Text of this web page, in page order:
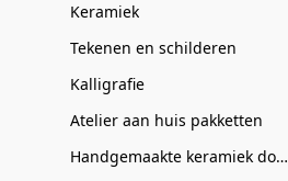
Keramiek
Tekenen en schilderen
Kalligrafie
Atelier aan huis pakketten
Handgemaakte keramiek door Clay-Obscuur